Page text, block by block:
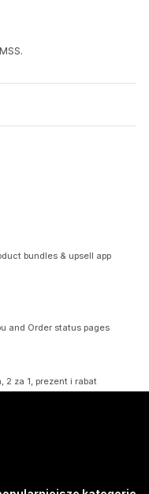
bundles & upsell app
and Order status pages
2 za 1, prezent i rabat